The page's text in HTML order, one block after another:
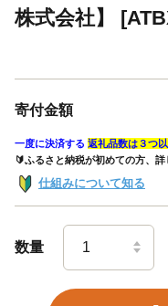
株式会社】
寄付金額
一度に決済する 返礼品数は３つ
🔰ふるさと納税が初めての方、
仕組みについて知る
数量